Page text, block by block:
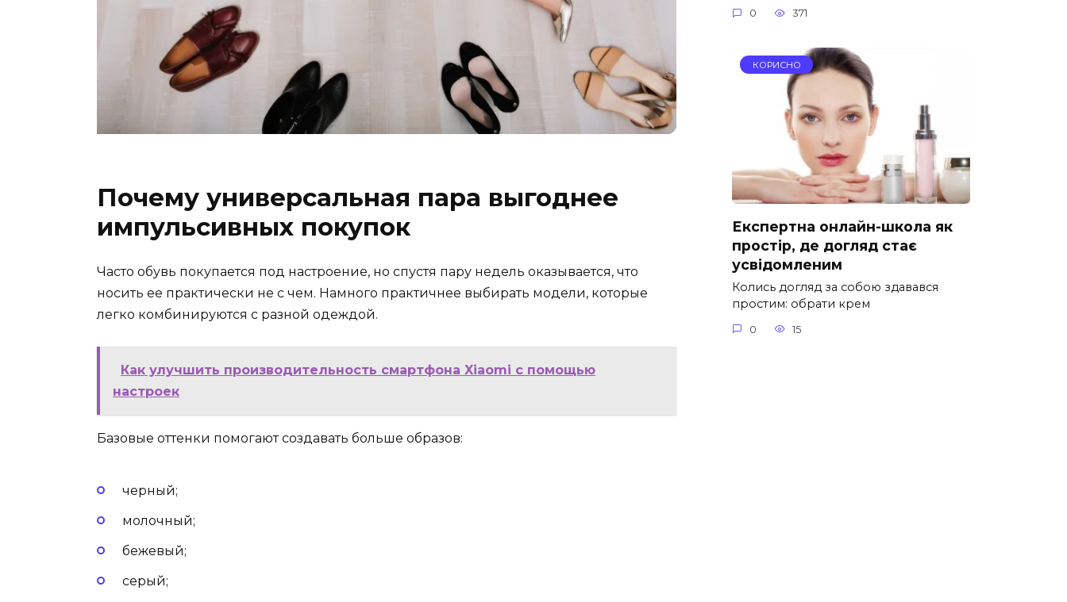
Почему универсальная пара выгоднее
импульсивных покупок
Часто обувь покупается под настроение, но спустя пару недель оказывается, что
носить ее практически не с чем. Намного практичнее выбирать модели, которые
легко комбинируются с разной одеждой.
Как улучшить производительность смартфона Xiaomi с помощью
настроек
Базовые оттенки помогают создавать больше образов:
черный;
молочный;
бежевый;
серый;
0 371
КОРИСНО
Експертна онлайн-школа як
простір, де догляд стає
усвідомленим
Колись догляд за собою здавався
простим: обрати крем
0 15